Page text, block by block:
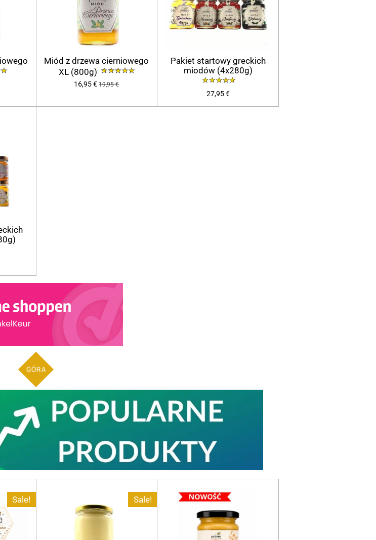
Miód z drzewa cierniowego
XL (800g)
16,95 € 19,95 €
Pakiet startowy greckich
miodów (4x280g)
27,95 €
GÓRA
Sale! Sale!